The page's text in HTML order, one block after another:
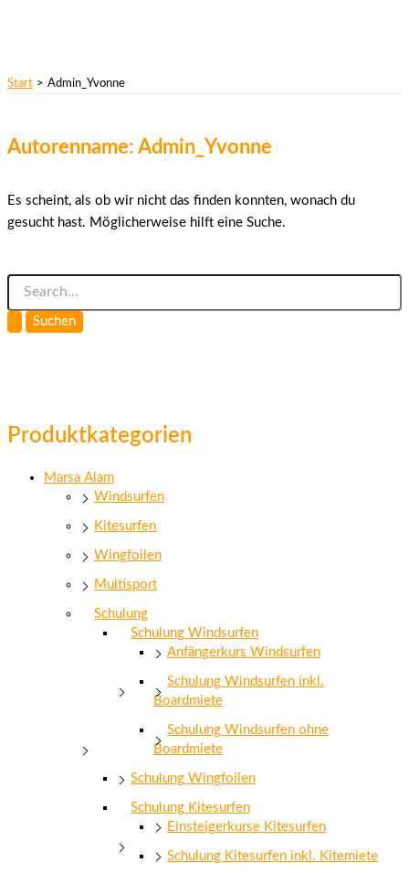
Start Admin_Yvonne
Produktkategorien
Marsa Alam
Windsurfen
Kitesurfen
Wingfoilen
Multisport
Schulung
Schulung Windsurfen
Anfängerkurs Windsurfen
Schulung Windsurfen inkl.
Boardmiete
Schulung Windsurfen ohne
Boardmiete
Schulung Wingfoilen
Schulung Kitesurfen
Einsteigerkurse Kitesurfen
Schulung Kitesurfen inkl. Kitemiete
Autorenname: Admin_Yvonne
Es scheint, als ob wir nicht das finden konnten, wonach du
gesucht hast. Möglicherweise hilft eine Suche.
Suchen
nach: